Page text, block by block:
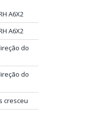
A6X2
A6X2
do
do
cresceu